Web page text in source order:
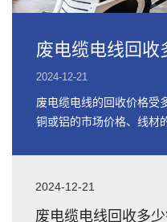
废电缆电线回收
2024-12-21
废电缆电线的回收价格受
铜或铝的市场价格、线材
2024-12-21
废电缆电线回收多